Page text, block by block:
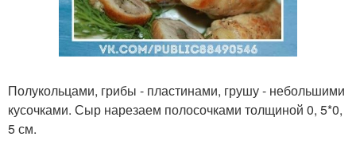
Полукольцами, грибы - пластинами, грушу - небольшими
кусочками. Сыр нарезаем полосочками толщиной 0, 5*0,
5 см.